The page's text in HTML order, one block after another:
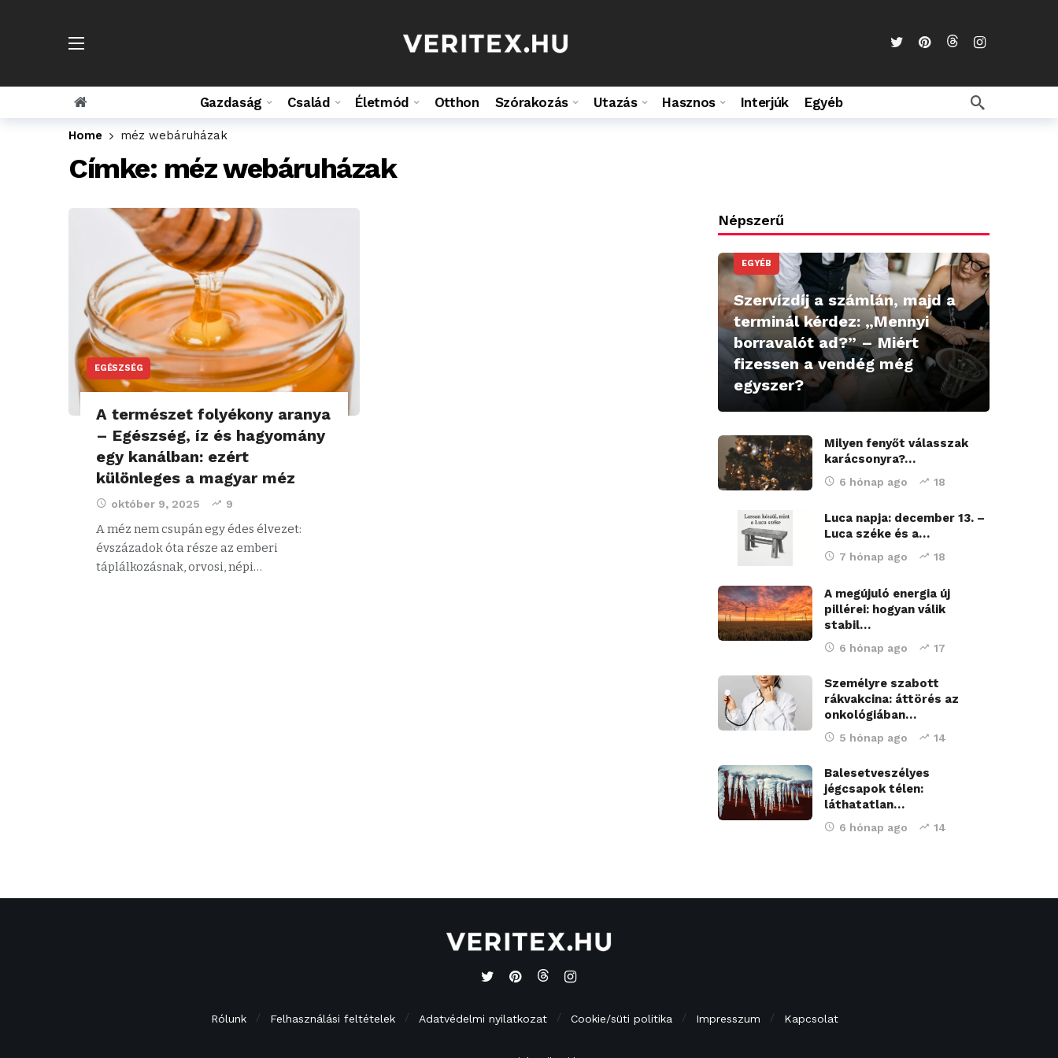
Gazdaság Család Életmód Otthon Szórakozás Utazás Hasznos Interjúk Egyéb
Home méz webáruházak
Címke: méz webáruházak
EGÉSZSÉG
A természet folyékony aranya
– Egészség, íz és hagyomány
egy kanálban: ezért
különleges a magyar méz
október 9, 2025 9
A méz nem csupán egy édes élvezet:
évszázadok óta része az emberi
táplálkozásnak, orvosi, népi…
Népszerű
EGYÉB
Szervízdíj a számlán, majd a
terminál kérdez: „Mennyi
borravalót ad?” – Miért
fizessen a vendég még
egyszer?
Milyen fenyőt válasszak
karácsonyra?…
6 hónap ago 18
Luca napja: december 13. –
Luca széke és a…
7 hónap ago 18
A megújuló energia új
pillérei: hogyan válik
stabil…
6 hónap ago 17
Személyre szabott
rákvakcina: áttörés az
onkológiában…
5 hónap ago 14
Balesetveszélyes
jégcsapok télen:
láthatatlan…
6 hónap ago 14
Rólunk Felhasználási feltételek Adatvédelmi nyilatkozat Cookie/süti politika Impresszum Kapcsolat